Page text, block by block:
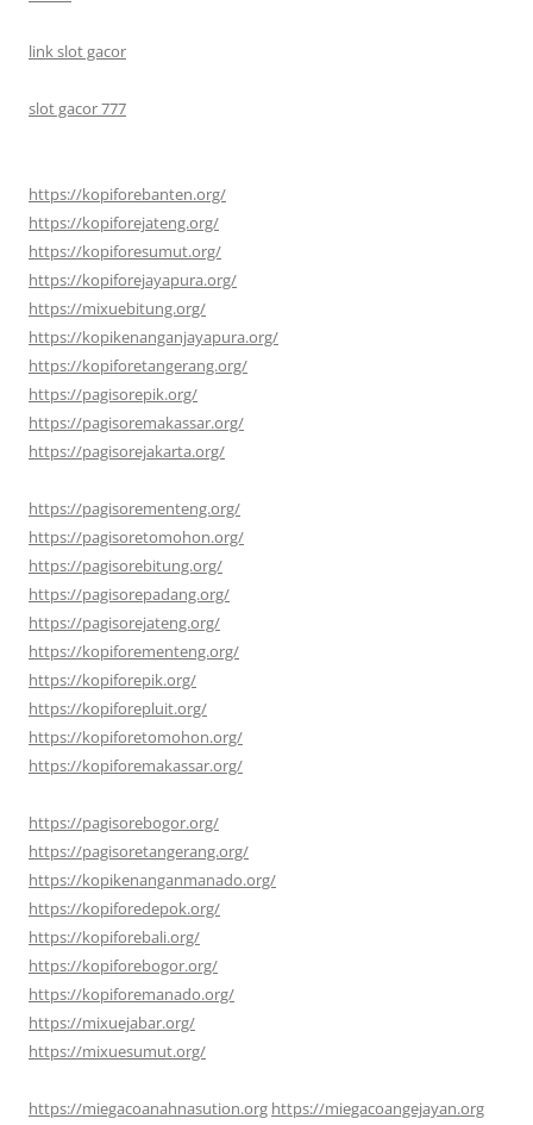
link slot gacor
slot gacor 777
https://kopiforebanten.org/
https://kopiforejateng.org/
https://kopiforesumut.org/
https://kopiforejayapura.org/
https://mixuebitung.org/
https://kopikenanganjayapura.org/
https://kopiforetangerang.org/
https://pagisorepik.org/
https://pagisoremakassar.org/
https://pagisorejakarta.org/
https://pagisorementeng.org/
https://pagisoretomohon.org/
https://pagisorebitung.org/
https://pagisorepadang.org/
https://pagisorejateng.org/
https://kopiforementeng.org/
https://kopiforepik.org/
https://kopiforepluit.org/
https://kopiforetomohon.org/
https://kopiforemakassar.org/
https://pagisorebogor.org/
https://pagisoretangerang.org/
https://kopikenanganmanado.org/
https://kopiforedepok.org/
https://kopiforebali.org/
https://kopiforebogor.org/
https://kopiforemanado.org/
https://mixuejabar.org/
https://mixuesumut.org/
https://miegacoanahnasution.org https://miegacoangejayan.org